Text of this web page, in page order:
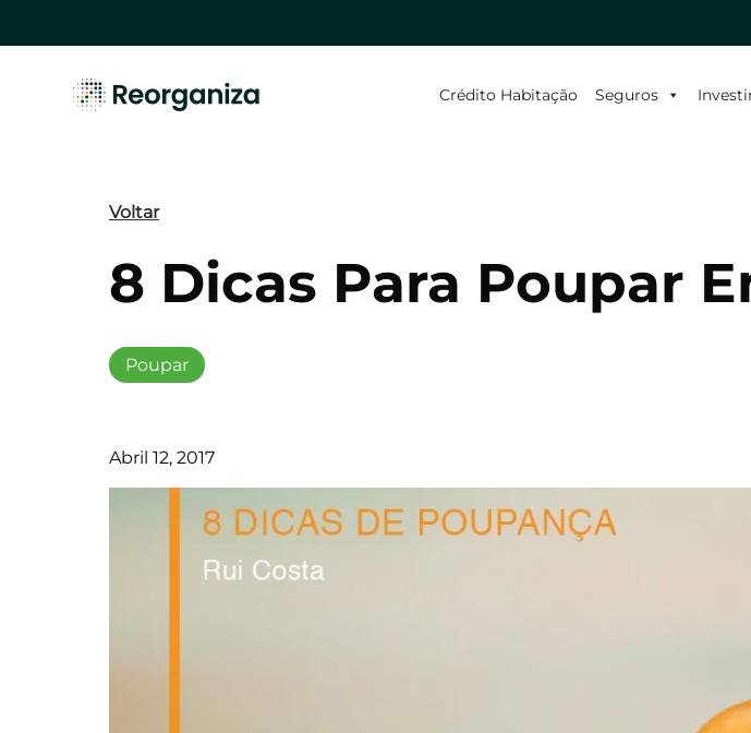
Crédito Habitação Seguros
Voltar
Poupar
8 Dicas Para Poupar
Abril 12, 2017